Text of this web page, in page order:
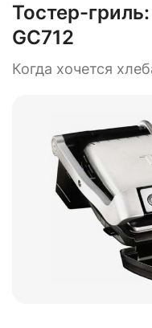
Тостер-гриль:
GC712
Когда хочется